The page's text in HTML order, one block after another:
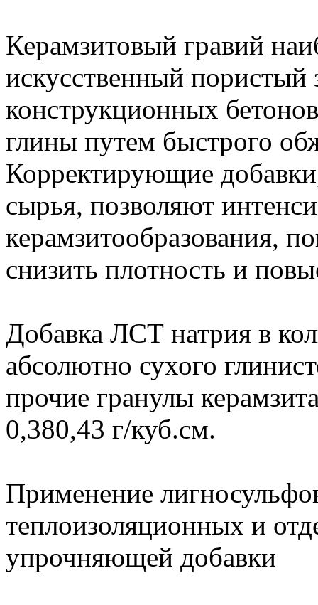
Керамзитовый гравий
искусственный пористый
конструкционных
глины путем быстрого
Корректирующие
сырья, позволяют
керамзитообразования,
снизить плотность и
Добавка ЛСТ натрия в
абсолютно сухого
прочие гранулы
0,380,43 г/куб.см.
Применение
теплоизоляционных и
упрочняющей добавки